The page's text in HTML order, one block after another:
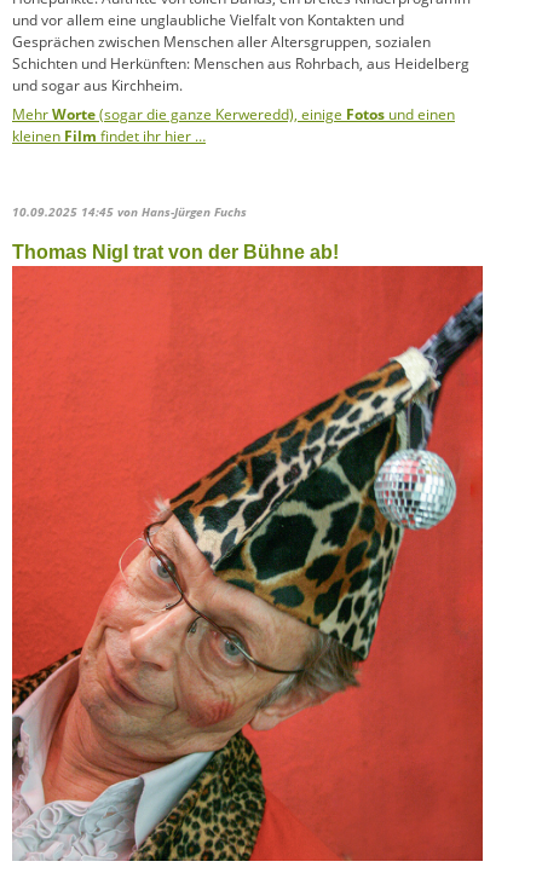
und vor allem eine unglaubliche Vielfalt von Kontakten und
Gesprächen zwischen Menschen aller Altersgruppen, sozialen
Schichten und Herkünften: Menschen aus Rohrbach, aus Heidelberg
und sogar aus Kirchheim.
MehrWorte(sogar die ganze Kerweredd), einige Fotos und einen
kleinen Film findet ihr hier …
10.09.2025 14:45 von Hans-Jürgen Fuchs
Thomas Nigl trat von der Bühne ab!